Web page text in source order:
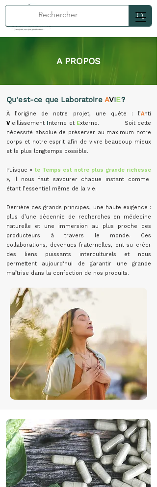
A PROPOS
Qu'est-ce que Laboratoire AVIE?
À l’origine de notre projet, une quête : l’Anti
Vieillissement Interne et Externe. Soit cette
nécessité absolue de préserver au maximum notre
corps et notre esprit afin de vivre beaucoup mieux
et le plus longtemps possible.
Puisque « le Temps est notre plus grande richesse
», il nous faut savourer chaque instant comme
étant l’essentiel même de la vie.
Derrière ces grands principes, une haute exigence :
plus d’une décennie de recherches en médecine
naturelle et une immersion au plus proche des
producteurs à travers le monde. Ces
collaborations, devenues fraternelles, ont su créer
des liens puissants interculturels et nous
permettent aujourd'hui de garantir une grande
maîtrise dans la confection de nos produits.